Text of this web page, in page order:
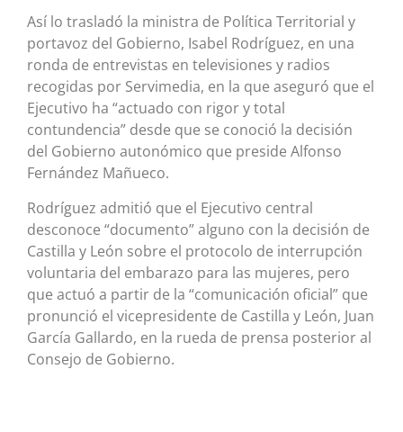
Así lo trasladó la ministra de Política Territorial y
portavoz del Gobierno, Isabel Rodríguez, en una
ronda de entrevistas en televisiones y radios
recogidas por Servimedia, en la que aseguró que el
Ejecutivo ha “actuado con rigor y total
contundencia” desde que se conoció la decisión
del Gobierno autonómico que preside Alfonso
Fernández Mañueco.
Rodríguez admitió que el Ejecutivo central
desconoce “documento” alguno con la decisión de
Castilla y León sobre el protocolo de interrupción
voluntaria del embarazo para las mujeres, pero
que actuó a partir de la “comunicación oficial” que
pronunció el vicepresidente de Castilla y León, Juan
García Gallardo, en la rueda de prensa posterior al
Consejo de Gobierno.